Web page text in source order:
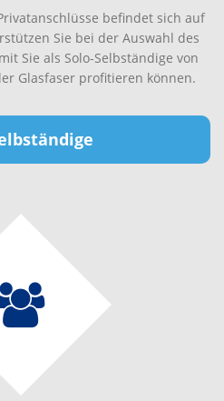
befindet sich auf
Sie bei der Auswahl des
Sie als Solo-Selbständige von
Glasfaser profitieren können.